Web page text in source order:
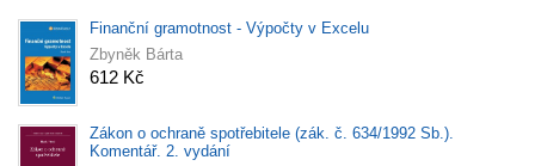
Finanční gramotnost - Výpočty v Excelu
Zbyněk Bárta
612 Kč
Zákon o ochraně spotřebitele (zák. č. 634/1992 Sb.).
Komentář. 2. vydání